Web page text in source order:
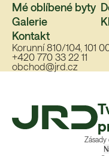
Mé oblíbené byty
Galerie
Kontakt
Korunní 810/104, 101
+420 770 33 22 11
obchod@jrd.cz